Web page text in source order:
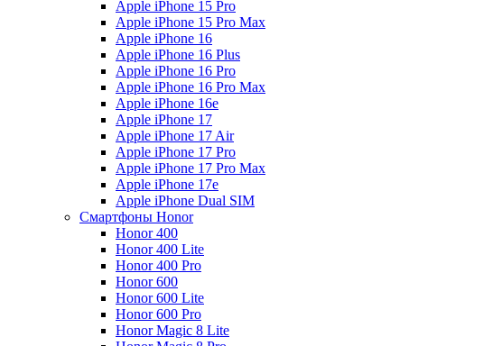
Apple iPhone 15 Pro
Apple iPhone 15 Pro Max
Apple iPhone 16
Apple iPhone 16 Plus
Apple iPhone 16 Pro
Apple iPhone 16 Pro Max
Apple iPhone 16e
Apple iPhone 17
Apple iPhone 17 Air
Apple iPhone 17 Pro
Apple iPhone 17 Pro Max
Apple iPhone 17e
Apple iPhone Dual SIM
Смартфоны Honor
Honor 400
Honor 400 Lite
Honor 400 Pro
Honor 600
Honor 600 Lite
Honor 600 Pro
Honor Magic 8 Lite